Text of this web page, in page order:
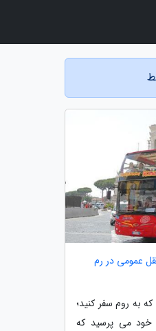
عمومی در رم
به روم سفر کنید؛
خود می پرسید که